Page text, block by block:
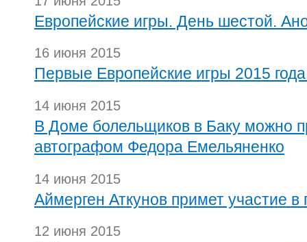
Европейские игры. День шестой.
16 июня 2015
Первые Европейские игры 2015
14 июня 2015
В Доме болельщиков в Баку можно
автографом Федора Емельяненко
14 июня 2015
Аймерген Аткунов примет участие
12 июня 2015